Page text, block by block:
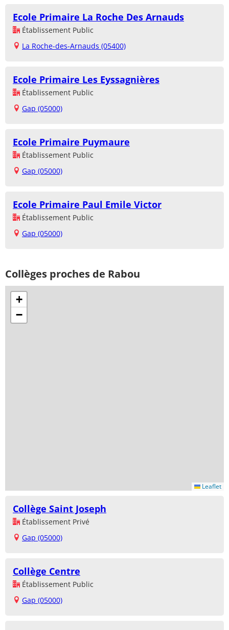
Ecole Primaire La Roche Des Arnauds
Établissement Public
La Roche-des-Arnauds (05400)
Ecole Primaire Les Eyssagnières
Établissement Public
Gap (05000)
Ecole Primaire Puymaure
Établissement Public
Gap (05000)
Ecole Primaire Paul Emile Victor
Établissement Public
Gap (05000)
Collèges proches de Rabou
+
−
Leaflet
Collège Saint Joseph
Établissement Privé
Gap (05000)
Collège Centre
Établissement Public
Gap (05000)